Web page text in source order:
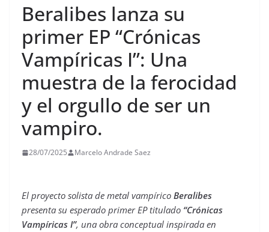
Beralibes lanza su
primer EP “Crónicas
Vampíricas I”: Una
muestra de la ferocidad
y el orgullo de ser un
vampiro.
28/07/2025 Marcelo Andrade Saez
El proyecto solista de metal vampírico Beralibes
presenta su esperado primer EP titulado “Crónicas
Vampíricas I”, una obra conceptual inspirada en